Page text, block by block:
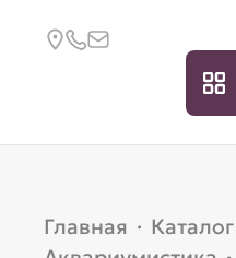
Главная · Каталог